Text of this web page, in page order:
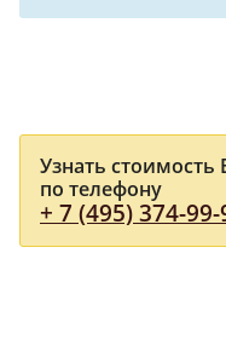
Узнать
по телефону
+ 7 (495) 374-99-